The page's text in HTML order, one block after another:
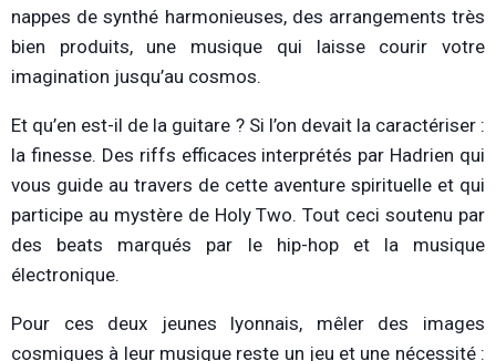
nappes de synthé harmonieuses, des arrangements très
bien produits, une musique qui laisse courir votre
imagination jusqu’au cosmos.
Et qu’en est-il de la guitare ? Si l’on devait la caractériser :
la finesse. Des riffs efficaces interprétés par Hadrien qui
vous guide au travers de cette aventure spirituelle et qui
participe au mystère de Holy Two. Tout ceci soutenu par
des beats marqués par le hip-hop et la musique
électronique.
Pour ces deux jeunes lyonnais, mêler des images
cosmiques à leur musique reste un jeu et une nécessité :